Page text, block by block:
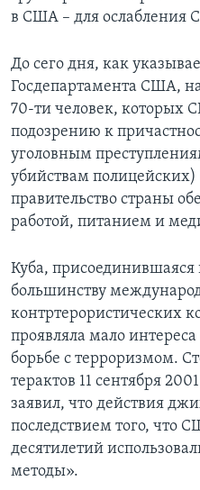
в США – для ослабления
До сего дня, как
Госдепартамента США,
70-ти человек, которых
подозрению к
уголовным
убийствам
правительство страны
работой, питанием и
Куба,
большинству
контртерористических
проявляла мало
борьбе с терроризмом.
терактов 11 сентября
заявил, что действия
последствием того, что
десятилетий
методы».